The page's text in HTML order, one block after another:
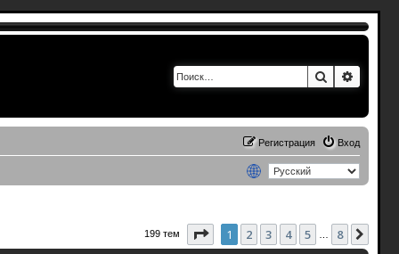
Поиск
Вход
Регистрация
199 тем Страница из
1 2 3 4 5 8